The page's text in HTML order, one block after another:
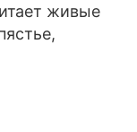
живые